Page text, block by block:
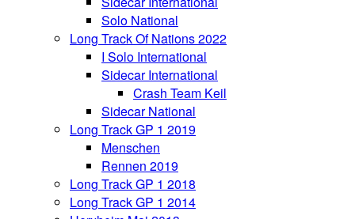
Solo National
Long Track Of Nations 2022
I Solo International
Sidecar International
Crash Team Keil
Sidecar National
Long Track GP 1 2019
Menschen
Rennen 2019
Long Track GP 1 2018
Long Track GP 1 2014